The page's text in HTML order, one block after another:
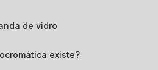
de vidro
existe?